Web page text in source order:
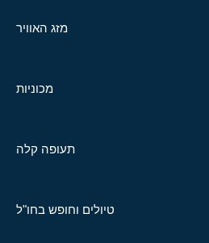
מזג האוויר
מכוניות
תעופה קלה
טיולים וחופש בחו"ל